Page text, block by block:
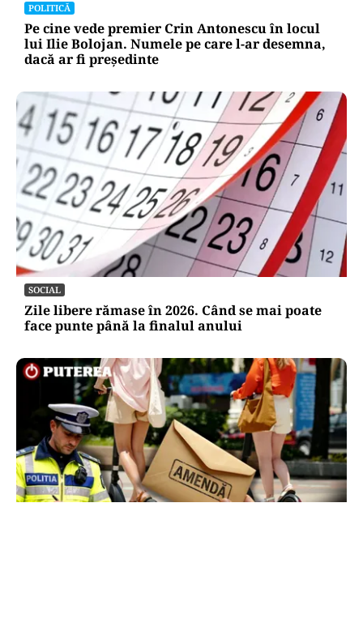
POLITICĂ
Pe cine vede premier Crin Antonescu în locul
lui Ilie Bolojan. Numele pe care l-ar desemna,
dacă ar fi președinte
SOCIAL
Zile libere rămase în 2026. Când se mai poate
face punte până la finalul anului